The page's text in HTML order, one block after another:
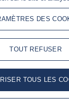
DES
TOUT REFUSER
TOUS LES